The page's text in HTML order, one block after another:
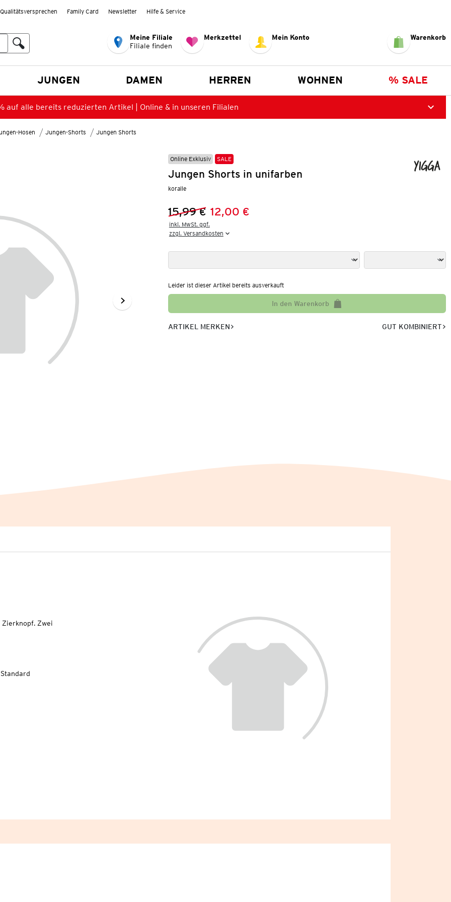
Qualitätsversprechen Family Card Newsletter Hilfe & Service
Meine Filiale
Filiale finden
Merkzettel Mein Konto Warenkorb
JUNGEN DAMEN HERREN WOHNEN % SALE
auf alle bereits reduzierten Artikel | Online & in unseren Filialen
Hosen Jungen-Shorts Jungen Shorts
Online Exklusiv SALE
Jungen Shorts in unifarben
koralle
Vorheriger Preis:
15,99 €
Neuer Preis:12,00 €
inkl. MwSt. ggf.
zzgl. Versandkosten
Leider ist dieser Artikel bereits ausverkauft
In den Warenkorb
ARTIKEL MERKEN GUT KOMBINIERT
Zwei